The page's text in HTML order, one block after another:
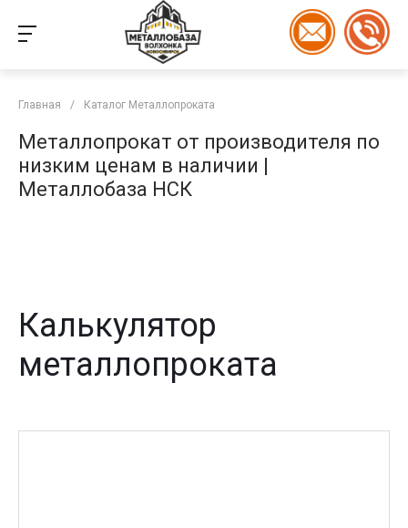
Главная / Каталог Металлопроката
Металлопрокат от производителя по
низким ценам в наличии |
Металлобаза НСК
Калькулятор
металлопроката